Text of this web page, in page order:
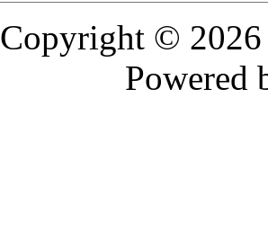
Copyright ©
Powered